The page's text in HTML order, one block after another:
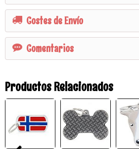
Costes de Envío
Comentarios
Productos Relacionados